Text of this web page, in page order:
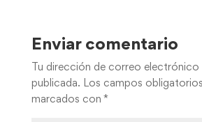
Enviar comentario
Tu dirección de correo electrónico
publicada.
Los campos
marcados con *